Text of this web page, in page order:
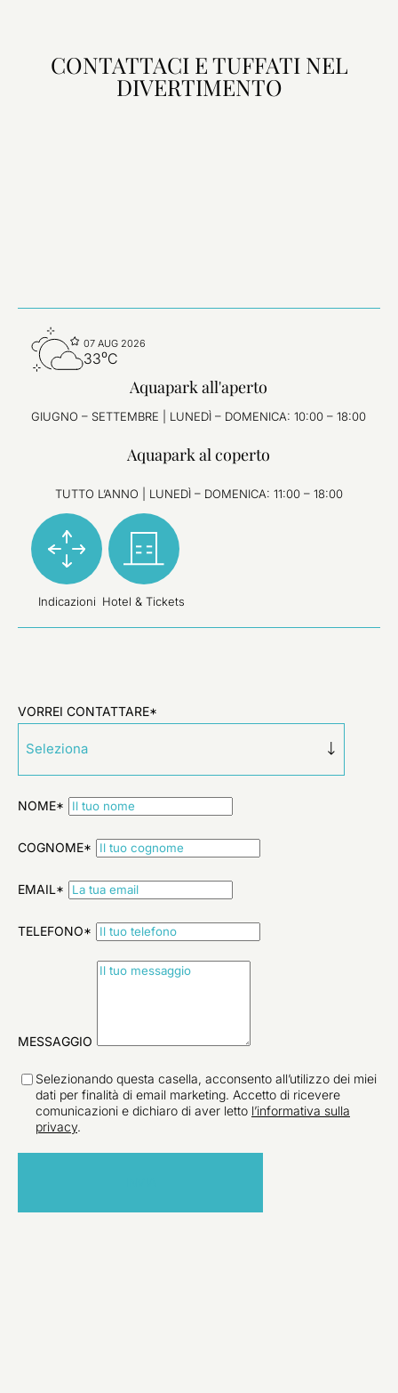
CONTATTACI E TUFFATI NEL
DIVERTIMENTO
07 AUG 2026
33⁰C
Aquapark all'aperto
GIUGNO – SETTEMBRE | LUNEDÌ – DOMENICA: 10:00 – 18:00
Aquapark al coperto
TUTTO L’ANNO | LUNEDÌ – DOMENICA: 11:00 – 18:00
Indicazioni Hotel & Tickets
VORREI CONTATTARE*
NOME*
COGNOME*
EMAIL*
TELEFONO*
MESSAGGIO
Selezionando questa casella, acconsento all’utilizzo dei miei
dati per finalità di email marketing. Accetto di ricevere
comunicazioni e dichiaro di aver letto l’informativa sulla
privacy.